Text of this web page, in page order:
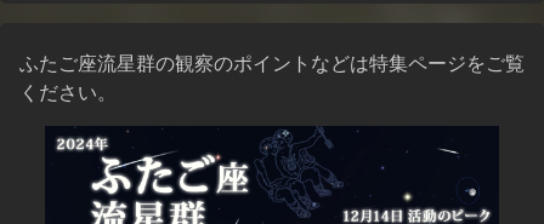
ふたご座流星群の観察のポイントなどは特集ページをご覧
ください。